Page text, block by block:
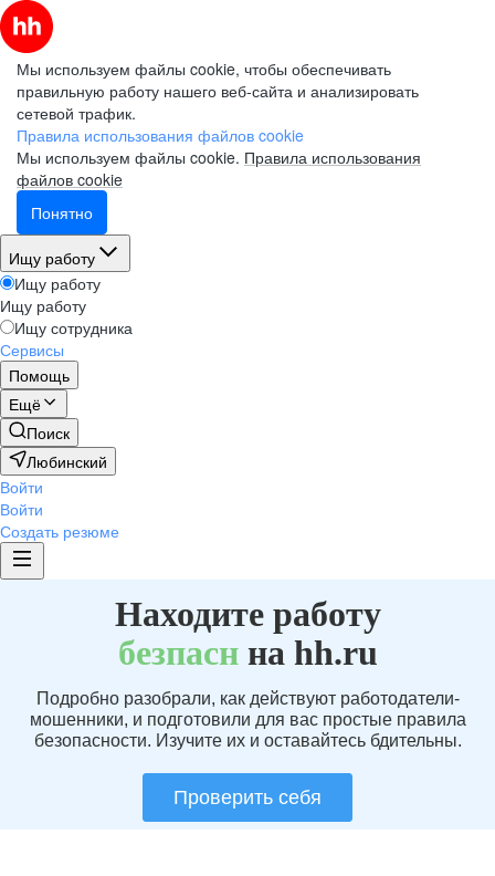
Мы используем файлы cookie, чтобы обеспечивать
правильную работу нашего веб-сайта и анализировать
сетевой трафик.
Правила использования файлов cookie
Мы используем файлы cookie. Правила использования
файлов cookie
Понятно
Ищу работу
Ищу работу
Ищу работу
Ищу сотрудника
Сервисы
Помощь
Ещё
Поиск
Любинский
Войти
Войти
Создать резюме
Находите работу
безпаснна hh.ru
Подробно разобрали, как действуют работодатели-
мошенники, и подготовили для вас простые правила
безопасности. Изучите их и оставайтесь бдительны.
Проверить себя